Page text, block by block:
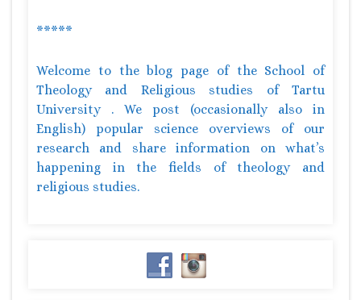
*****
Welcome to the blog page of the School of
Theology and Religious studies of Tartu
University . We post (occasionally also in
English) popular science overviews of our
research and share information on what’s
happening in the fields of theology and
religious studies.